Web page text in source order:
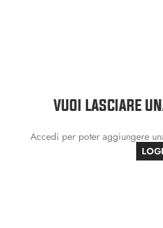
VUOI LASCIARE
Accedi per poter aggiungere